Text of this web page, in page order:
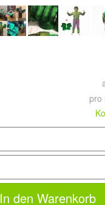
In den Warenkorb